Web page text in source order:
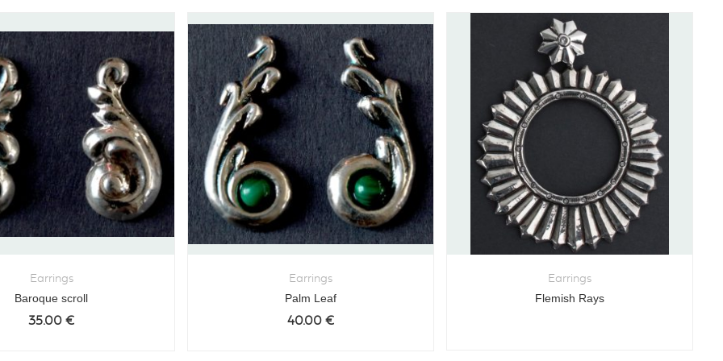
Earrings
Baroque scroll
35.00€
Earrings
Palm Leaf
40.00€
Earrings
Flemish Rays